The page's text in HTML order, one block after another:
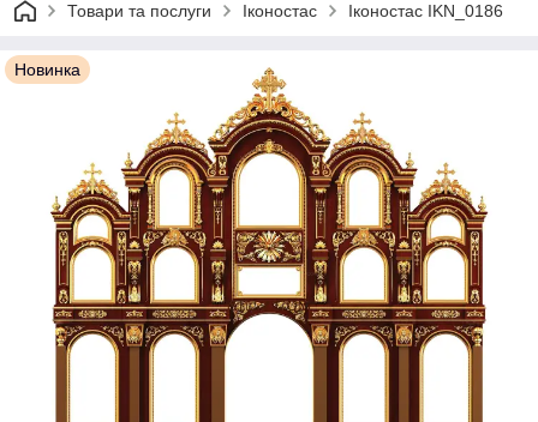
Товари та послуги Іконостас Іконостас IKN_0186
Новинка